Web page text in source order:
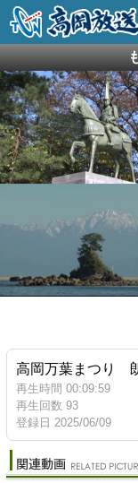
高岡万葉まつり
再生時間 00:09:59
再生回数 93
登録日 2025/06/09